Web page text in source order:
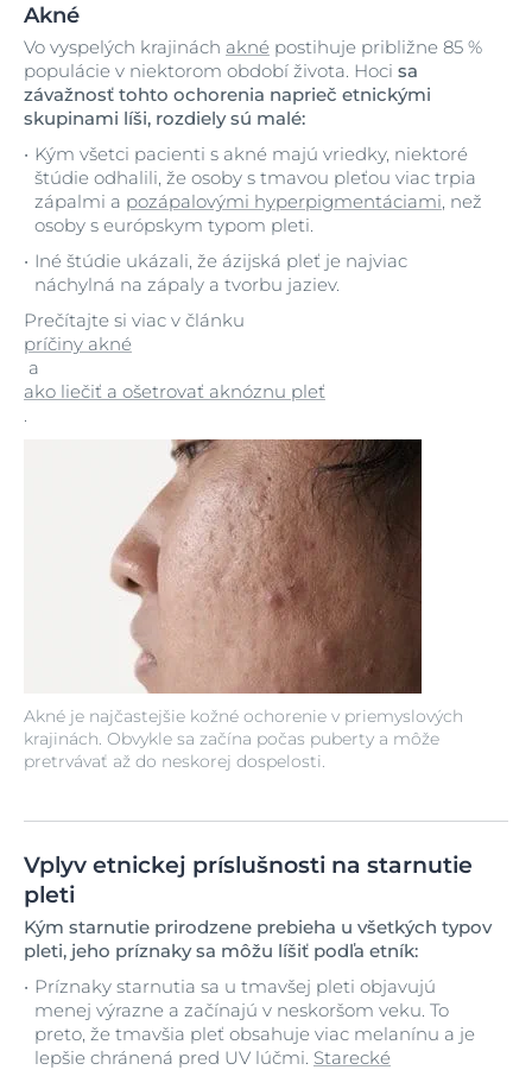
Akné
Akné je najčastejšie kožné ochorenie v priemyslových
krajinách. Obvykle sa začína počas puberty a môže
pretrvávať až do neskorej dospelosti.
Vo vyspelých krajinách akné postihuje približne 85 %
populácie v niektorom období života. Hoci sa
závažnosť tohto ochorenia naprieč etnickými
skupinami líši, rozdiely sú malé:
Kým všetci pacienti s akné majú vriedky, niektoré
štúdie odhalili, že osoby s tmavou pleťou viac trpia
zápalmi a pozápalovými hyperpigmentáciami , než
osoby s európskym typom pleti.
Iné štúdie ukázali, že ázijská pleť je najviac
náchylná na zápaly a tvorbu jaziev.
Prečítajte si viac v článku
príčiny akné
a
ako liečiť a ošetrovať aknóznu pleť
Vplyv etnickej príslušnosti na starnutie
pleti
Kým starnutie prirodzene prebieha u všetkých typov
pleti, jeho príznaky sa môžu líšiť podľa etník:
Príznaky starnutia sa u tmavšej pleti objavujú
menej výrazne a začínajú v neskoršom veku. To
preto, že tmavšia pleť obsahuje viac melanínu a je
lepšie chránená pred UV lúčmi. Starecké